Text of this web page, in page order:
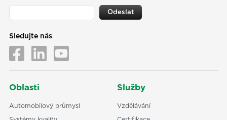
Odeslat
Sledujte nás
Oblasti
Automobilový průmysl
Služby
Vzdělávání